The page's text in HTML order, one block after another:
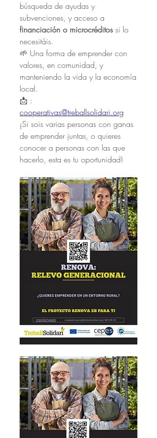
búsqueda de ayudas y
financiación o microcréditos si lo
necesitáis.
🌱 Una forma de emprender con
valores, en comunidad, y
manteniendo la vida y la economía
local.
cooperativas@treballsolidari.org
¡Si sois varias personas con ganas
de emprender juntas, o quieres
conocer a personas con las que
hacerlo, esta es tu oportunidad!